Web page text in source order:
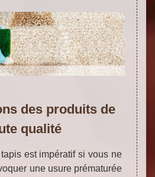
des produits de
qualité
tapis est impératif si vous ne
une usure prématurée